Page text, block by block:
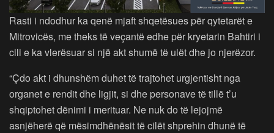
Rasti i ndodhur ka qenë mjaft shqetësues për qytetarët e
Mitrovicës, me theks të veçantë edhe për kryetarin Bahtiri i
cili e ka vlerësuar si një akt shumë të ulët dhe jo njerëzor.
“Çdo akt i dhunshëm duhet të trajtohet urgjentisht nga
organet e rendit dhe ligjit, si dhe personave të tillë t’u
shqiptohet dënimi i merituar. Ne nuk do të lejojmë
asnjëherë që mësimdhënësit të cilët shprehin dhunë të